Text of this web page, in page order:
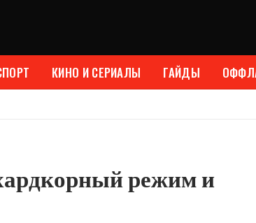
КИНО И СЕРИАЛЫ ГАЙДЫ
режим и